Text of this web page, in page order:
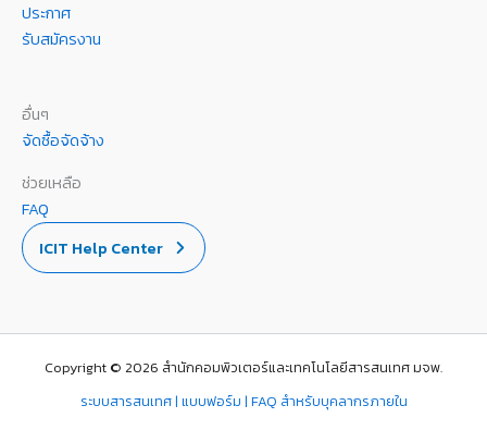
ประกาศ
รับสมัครงาน
อื่นๆ
จัดซื้อจัดจ้าง
ช่วยเหลือ
FAQ
ICIT Help Center
Copyright © 2026 สำนักคอมพิวเตอร์และเทคโนโลยีสารสนเทศ มจพ.
ระบบสารสนเทศ | แบบฟอร์ม | FAQ สำหรับบุคลากรภายใน